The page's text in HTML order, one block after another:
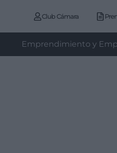
Club Cámara
Emprendimiento y